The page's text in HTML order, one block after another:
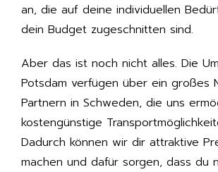
an, die auf deine individuellen
dein Budget zugeschnitten sind.
Aber das ist noch nicht alles. Die
Potsdam verfügen über ein großes
Partnern in Schweden, die uns
kostengünstige
Dadurch können wir dir attraktive
machen und dafür sorgen, dass du